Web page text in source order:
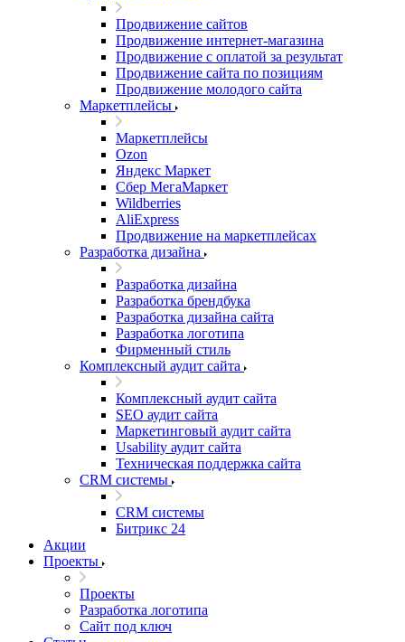
Продвижение сайтов
Продвижение интернет-магазина
Продвижение с оплатой за результат
Продвижение сайта по позициям
Продвижение молодого сайта
Маркетплейсы
Маркетплейсы
Ozon
Яндекс Маркет
Сбер МегаМаркет
Wildberries
AliExpress
Продвижение на маркетплейсах
Разработка дизайна
Разработка дизайна
Разработка брендбука
Разработка дизайна сайта
Разработка логотипа
Фирменный стиль
Комплексный аудит сайта
Комплексный аудит сайта
SEO аудит сайта
Маркетинговый аудит сайта
Usability аудит сайта
Техническая поддержка сайта
CRM системы
CRM системы
Битрикс 24
Акции
Проекты
Проекты
Разработка логотипа
Сайт под ключ